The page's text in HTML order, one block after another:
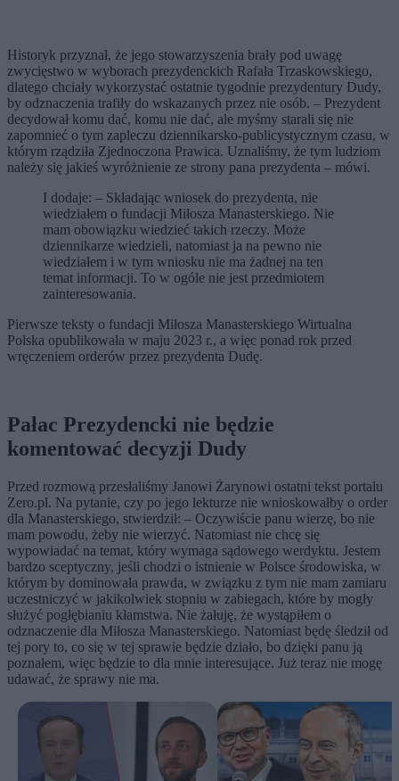
Historyk przyznał, że jego stowarzyszenia brały pod uwagę
zwycięstwo w wyborach prezydenckich Rafała Trzaskowskiego,
dlatego chciały wykorzystać ostatnie tygodnie prezydentury Dudy,
by odznaczenia trafiły do wskazanych przez nie osób. – Prezydent
decydował komu dać, komu nie dać, ale myśmy starali się nie
zapomnieć o tym zapleczu dziennikarsko-publicystycznym czasu, w
którym rządziła Zjednoczona Prawica. Uznaliśmy, że tym ludziom
należy się jakieś wyróżnienie ze strony pana prezydenta – mówi.
I dodaje: – Składając wniosek do prezydenta, nie
wiedziałem o fundacji Miłosza Manasterskiego. Nie
mam obowiązku wiedzieć takich rzeczy. Może
dziennikarze wiedzieli, natomiast ja na pewno nie
wiedziałem i w tym wniosku nie ma żadnej na ten
temat informacji. To w ogóle nie jest przedmiotem
zainteresowania.
Pierwsze teksty o fundacji Miłosza Manasterskiego Wirtualna
Polska opublikowała w maju 2023 r., a więc ponad rok przed
wręczeniem orderów przez prezydenta Dudę.
Pałac Prezydencki nie będzie
komentować decyzji Dudy
Przed rozmową przesłaliśmy Janowi Żarynowi ostatni tekst portalu
Zero.pl. Na pytanie, czy po jego lekturze nie wnioskowałby o order
dla Manasterskiego, stwierdził: – Oczywiście panu wierzę, bo nie
mam powodu, żeby nie wierzyć. Natomiast nie chcę się
wypowiadać na temat, który wymaga sądowego werdyktu. Jestem
bardzo sceptyczny, jeśli chodzi o istnienie w Polsce środowiska, w
którym by dominowała prawda, w związku z tym nie mam zamiaru
uczestniczyć w jakikolwiek stopniu w zabiegach, które by mogły
służyć pogłębianiu kłamstwa. Nie żałuję, że wystąpiłem o
odznaczenie dla Miłosza Manasterskiego. Natomiast będę śledził od
tej pory to, co się w tej sprawie będzie działo, bo dzięki panu ją
poznałem, więc będzie to dla mnie interesujące. Już teraz nie mogę
udawać, że sprawy nie ma.